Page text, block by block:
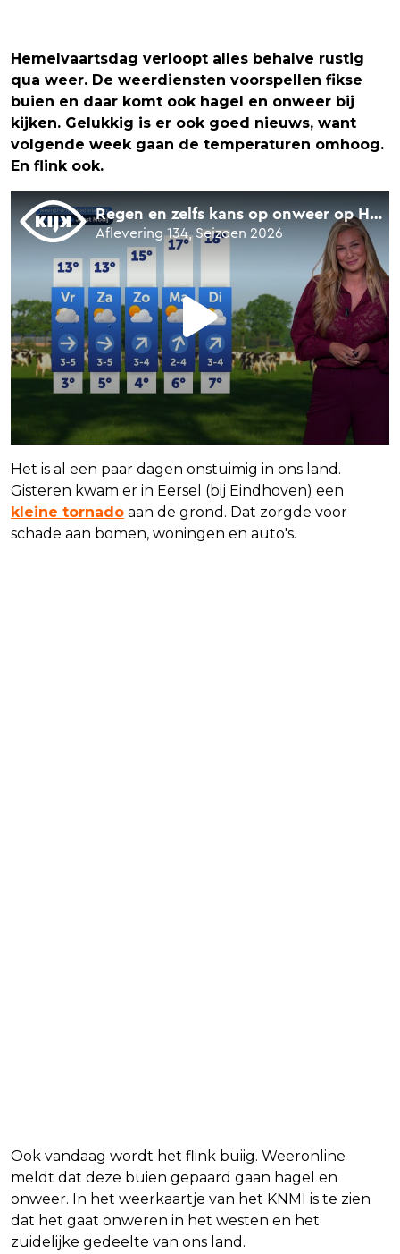
Hemelvaartsdag verloopt alles behalve rustig
qua weer. De weerdiensten voorspellen fikse
buien en daar komt ook hagel en onweer bij
kijken. Gelukkig is er ook goed nieuws, want
volgende week gaan de temperaturen omhoog.
En flink ook.
Het is al een paar dagen onstuimig in ons land.
Gisteren kwam er in Eersel (bij Eindhoven) een
kleine tornado aan de grond. Dat zorgde voor
schade aan bomen, woningen en auto's.
Ook vandaag wordt het flink buiig. Weeronline
meldt dat deze buien gepaard gaan hagel en
onweer. In het weerkaartje van het KNMI is te zien
dat het gaat onweren in het westen en het
zuidelijke gedeelte van ons land.